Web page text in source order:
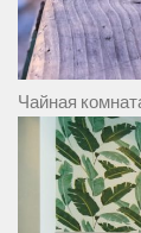
Чайная